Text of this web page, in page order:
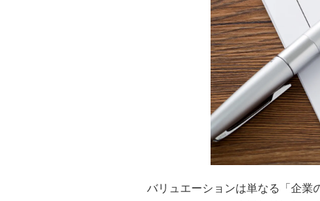
バリュエーションは単なる「企業